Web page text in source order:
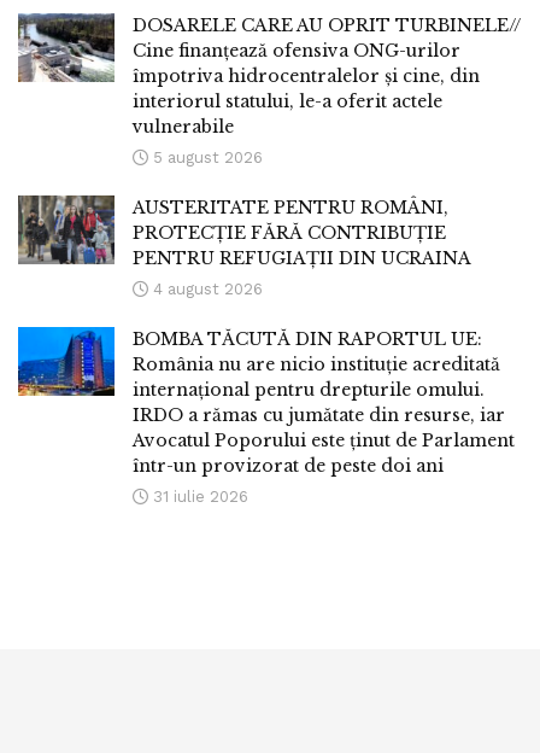
DOSARELE CARE AU OPRIT TURBINELE//
Cine finanțează ofensiva ONG-urilor
împotriva hidrocentralelor și cine, din
interiorul statului, le-a oferit actele
vulnerabile
5 august 2026
AUSTERITATE PENTRU ROMÂNI,
PROTECȚIE FĂRĂ CONTRIBUȚIE
PENTRU REFUGIAȚII DIN UCRAINA
4 august 2026
BOMBA TĂCUTĂ DIN RAPORTUL UE:
România nu are nicio instituție acreditată
internațional pentru drepturile omului.
IRDO a rămas cu jumătate din resurse, iar
Avocatul Poporului este ținut de Parlament
într-un provizorat de peste doi ani
31 iulie 2026